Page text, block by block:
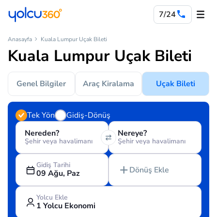
7/24
Anasayfa Kuala Lumpur Uçak Bileti
Kuala Lumpur Uçak Bileti
Genel Bilgiler Araç Kiralama Uçak Bileti
Tek Yön
Gidiş-Dönüş
Nereden?
Şehir veya havalimanı
Nereye?
Şehir veya havalimanı
Gidiş Tarihi
09 Ağu, Paz Dönüş Ekle
Yolcu Ekle
1 Yolcu Ekonomi